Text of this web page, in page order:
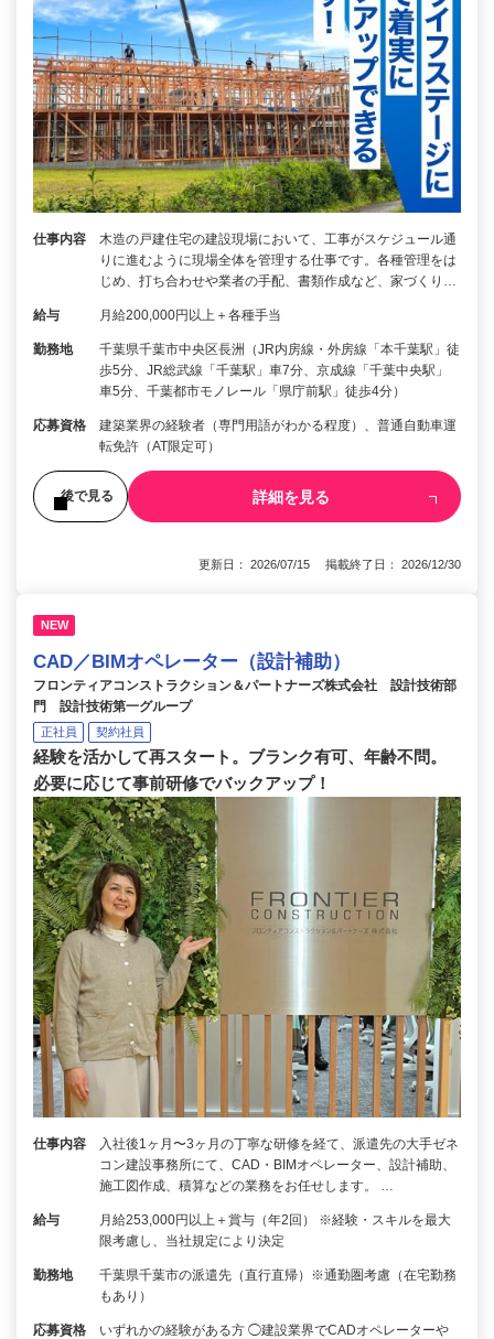
仕事内容
木造の戸建住宅の建設現場において、工事がスケジュール通
りに進むように現場全体を管理する仕事です。各種管理をは
じめ、打ち合わせや業者の手配、書類作成など、家づくり…
給与 月給200,000円以上＋各種手当
勤務地
千葉県千葉市中央区長洲（JR内房線・外房線「本千葉駅」徒
歩5分、JR総武線「千葉駅」車7分、京成線「千葉中央駅」
車5分、千葉都市モノレール「県庁前駅」徒歩4分）
応募資格
建築業界の経験者（専門用語がわかる程度）、普通自動車運
転免許（AT限定可）
後で見る 詳細を見る
更新日： 2026/07/15 掲載終了日： 2026/12/30
NEW
CAD／BIMオペレーター（設計補助）
フロンティアコンストラクション＆パートナーズ株式会社 設計技術部
門 設計技術第一グループ
正社員 契約社員
経験を活かして再スタート。ブランク有可、年齢不問。
必要に応じて事前研修でバックアップ！
仕事内容
入社後1ヶ月〜3ヶ月の丁寧な研修を経て、派遣先の大手ゼネ
コン建設事務所にて、CAD・BIMオペレーター、設計補助、
施工図作成、積算などの業務をお任せします。 …
給与
月給253,000円以上＋賞与（年2回） ※経験・スキルを最大
限考慮し、当社規定により決定
勤務地
千葉県千葉市の派遣先（直行直帰）※通勤圏考慮（在宅勤務
もあり）
応募資格
いずれかの経験がある方 ◯建設業界でCADオペレーターや